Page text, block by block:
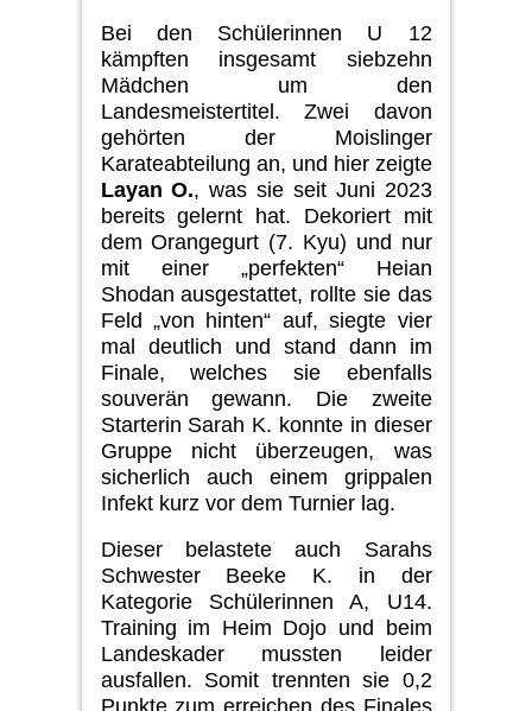
Bei den Schülerinnen U 12
kämpften insgesamt siebzehn
Mädchen um den
Landesmeistertitel. Zwei davon
gehörten der Moislinger
Karateabtei­lung an, und hier zeigte
Layan O., was sie seit Juni 2023
bereits gelernt hat. Dekoriert mit
dem Orangegurt (7. Kyu) und nur
mit einer „perfekten“ Heian
Shodan ausgestattet, rollte sie das
Feld „von hinten“ auf, siegte vier
mal deutlich und stand dann im
Finale, welches sie ebenfalls
souve­rän gewann. Die zweite
Starterin Sarah K. konnte in dieser
Gruppe nicht überzeugen, was
sicherlich auch einem grippalen
Infekt kurz vor dem Turnier lag.
Dieser belastete auch Sarahs
Schwester Beeke K. in der
Kategorie Schülerinnen A, U14.
Training im Heim Dojo und beim
Landeskader mussten
leider
ausfallen. Somit trennten sie 0,2